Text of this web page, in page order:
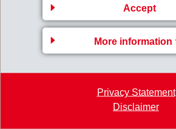
Accept
More information
Privacy Statement
Disclaimer
Via Innovativa 1
7013 Domat/Ems
Switzerland
Map
+41 81 632 78 88
emsgrivory.com